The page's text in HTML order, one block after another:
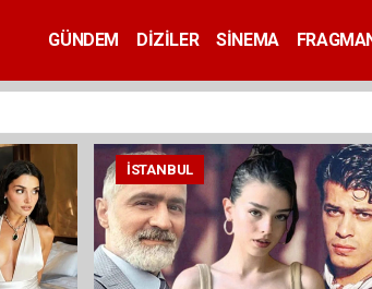
GÜNDEM DİZİLER SİNEMA
İSTANBUL